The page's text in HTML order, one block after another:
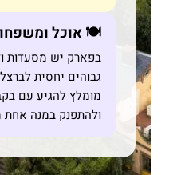
🍽️ אוכל
בפארק יש מסעדות
גבוהים יחסית
מומלץ להגיע עם
ולהתפנק במנה אחת